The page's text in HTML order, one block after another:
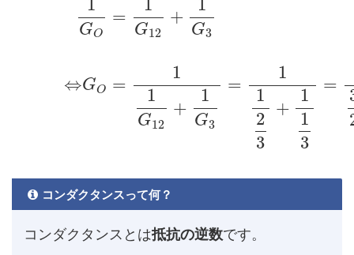
1
GO
⇔GO
=
=
1
G12
+
1
G3
1
1
G12
+
1
G3
=
1
1
2
3
+
1
1
3
=
コンダクタンスって何？
コンダクタンスとは抵抗の逆数です。